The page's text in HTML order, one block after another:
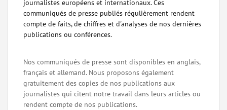
journalistes européens et internationaux. Ces
communiqués de presse publiés régulièrement rendent
compte de faits, de chiffres et d'analyses de nos dernières
publications ou conférences.
Nos communiqués de presse sont disponibles en anglais,
français et allemand. Nous proposons également
gratuitement des copies de nos publications aux
journalistes qui citent notre travail dans leurs articles ou
rendent compte de nos publications.